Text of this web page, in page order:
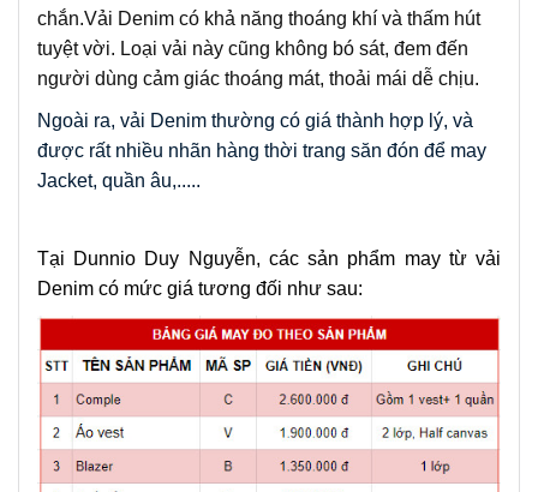
chắn.Vải Denim có khả năng thoáng khí và thấm hút
tuyệt vời. Loại vải này cũng không bó sát, đem đến
người dùng cảm giác thoáng mát, thoải mái dễ chịu.
Ngoài ra, vải Denim thường có giá thành hợp lý, và
được rất nhiều nhãn hàng thời trang săn đón để may
Jacket, quần âu,.....
Tại Dunnio Duy Nguyễn, các sản phẩm may từ vải
Denim có mức giá tương đối như sau: